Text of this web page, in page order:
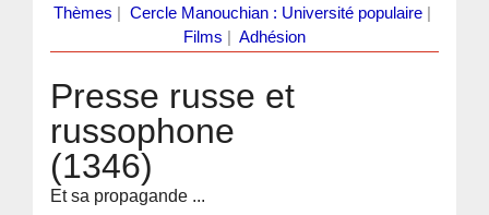
Thèmes
Cercle Manouchian : Université populaire
Films
Adhésion
Presse russe et
russophone
(1346)
Et sa propagande ...